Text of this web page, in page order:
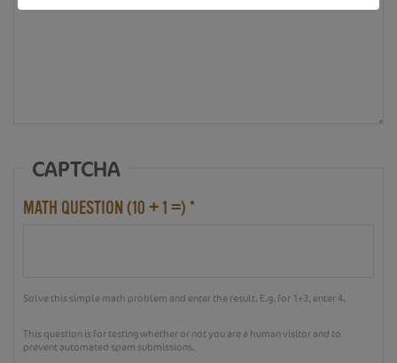
CAPTCHA
MATH QUESTION (10 + 1 =) *
Solve this simple math problem and enter the result. E.g. for 1+3, enter 4.
This question is for testing whether or not you are a human visitor and to
prevent automated spam submissions.